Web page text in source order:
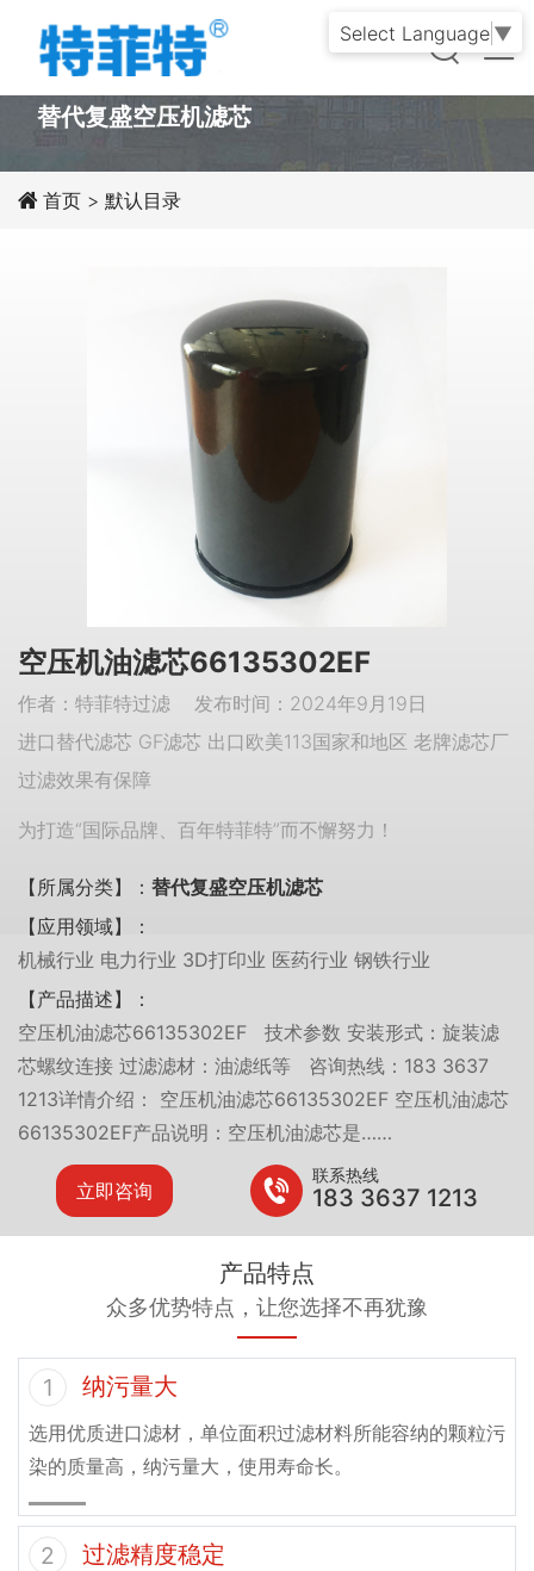
PRODUCT
替代复盛空压机滤芯
首页 > 默认目录
空压机油滤芯66135302EF
作者：特菲特过滤 发布时间：2024年9月19日
进口替代滤芯 GF滤芯 出口欧美113国家和地区 老牌滤芯厂
过滤效果有保障
为打造“国际品牌、百年特菲特”而不懈努力！
【所属分类】： 替代复盛空压机滤芯
【应用领域】：
机械行业 电力行业 3D打印业 医药行业 钢铁行业
【产品描述】：
空压机油滤芯66135302EF 技术参数 安装形式：旋装滤
芯螺纹连接 过滤滤材：油滤纸等 咨询热线：183 3637
1213详情介绍： 空压机油滤芯66135302EF 空压机油滤芯
66135302EF产品说明：空压机油滤芯是……
立即咨询
联系热线
183 3637 1213
产品特点
众多优势特点，让您选择不再犹豫
1 纳污量大
选用优质进口滤材，单位面积过滤材料所能容纳的颗粒污
染的质量高，纳污量大，使用寿命长。
2 过滤精度稳定
Select Language ▼